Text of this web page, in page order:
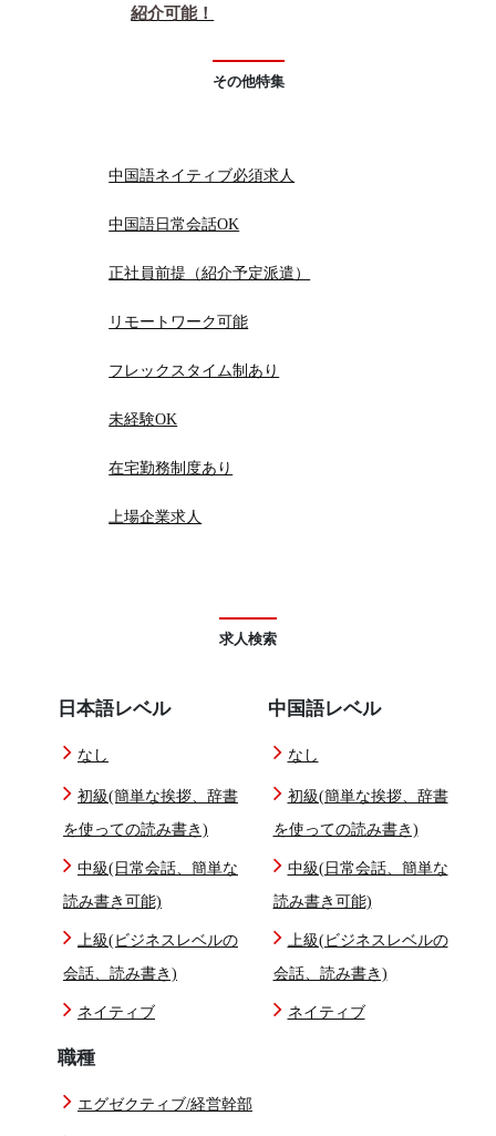
紹介可能！
その他特集
中国語ネイティブ必須求人
中国語日常会話OK
正社員前提（紹介予定派遣）
リモートワーク可能
フレックスタイム制あり
未経験OK
在宅勤務制度あり
上場企業求人
求人検索
日本語レベル
なし
初級(簡単な挨拶、辞書
を使っての読み書き)
中級(日常会話、簡単な
読み書き可能)
上級(ビジネスレベルの
会話、読み書き)
ネイティブ
中国語レベル
なし
初級(簡単な挨拶、辞書
を使っての読み書き)
中級(日常会話、簡単な
読み書き可能)
上級(ビジネスレベルの
会話、読み書き)
ネイティブ
職種
エグゼクティブ/経営幹部